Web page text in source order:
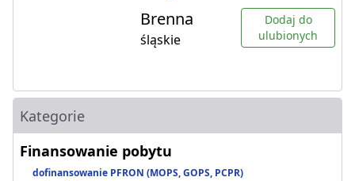
Brenna
śląskie
Dodaj do
ulubionych
Kategorie
Finansowanie pobytu
dofinansowanie PFRON (MOPS, GOPS, PCPR)